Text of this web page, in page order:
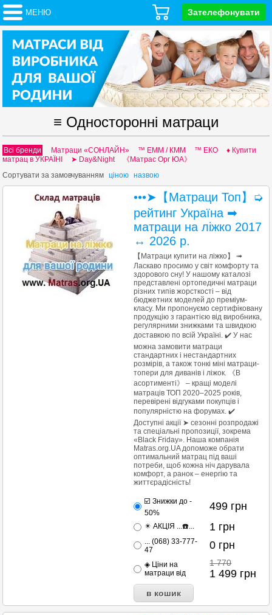
МЕНЮ Зателефонувати
≡ Односторонні матраци
Всі бренди Матраци «СОНЛАЙН» ™ EMM / КММ ™ ЕКО
♦ Купити
матрац в УКРАЇНІ
➤ Day&Night
《Матрас Орг ЮА》
Сортувати зазамовчуванням ціною назвою
•••➤【Матраци Топ】➭
рейтинг Україна ➡
матраци на ліжко 2017
↔ 2026 р.
【Матраци купити на ліжко】 ➟
Ласкаво просимо у світ комфорту та
здорового сну! У нашому каталозі
представлені ортопедичні матраци
різних типів жорсткості – від
бюджетних моделей до преміум-
класу. Ми пропонуємо сертифіковану
продукцію з гарантією від виробника,
регулярними знижками та швидкою
доставкою по всій Україні. ✔️ У нас
можна замовити матраци
стандартних і нестандартних
розмірів, а також тонкі міні матраци-
топери для диванів і ліжок. 《В
асортименті》 – кращі моделі
матраців ТОП 2020–2025 років,
перевірені відгуками покупців і
популярністю на форумах. ✔️
Доступні акції ➤ сезонні розпродажі
та спеціальні пропозиції, зокрема
«Black Friday». Наша компанія
Matras.org.UA допоможе обрати
оптимальний матрац під ваші
потреби, щоб кожна ніч дарувала
комфорт, а ранок – енергію та
життєрадісність!
☑️ Знижки до -
50%
499 грн
✴️ АКЦІЯ ...☎️... 1 грн
... (068) 33-777-
47
0 грн
◈ Ціни на
матраци від
1 770
1 499 грн